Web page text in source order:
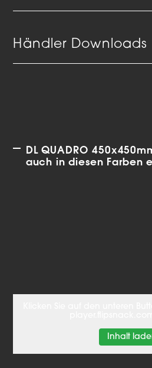
Händler Downloads
DL QUADRO
auch in diesen Farben
Inhalt